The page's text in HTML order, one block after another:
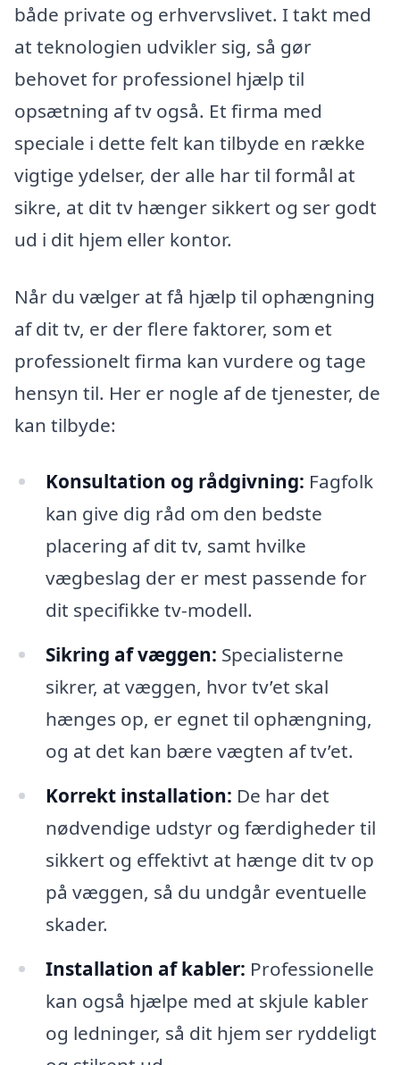
både private og erhvervslivet. I takt med
at teknologien udvikler sig, så gør
behovet for professionel hjælp til
opsætning af tv også. Et firma med
speciale i dette felt kan tilbyde en række
vigtige ydelser, der alle har til formål at
sikre, at dit tv hænger sikkert og ser godt
ud i dit hjem eller kontor.
Når du vælger at få hjælp til ophængning
af dit tv, er der flere faktorer, som et
professionelt firma kan vurdere og tage
hensyn til. Her er nogle af de tjenester, de
kan tilbyde:
Konsultation og rådgivning: Fagfolk
kan give dig råd om den bedste
placering af dit tv, samt hvilke
vægbeslag der er mest passende for
dit specifikke tv-modell.
Sikring af væggen: Specialisterne
sikrer, at væggen, hvor tv’et skal
hænges op, er egnet til ophængning,
og at det kan bære vægten af tv’et.
Korrekt installation: De har det
nødvendige udstyr og færdigheder til
sikkert og effektivt at hænge dit tv op
på væggen, så du undgår eventuelle
skader.
Installation af kabler: Professionelle
kan også hjælpe med at skjule kabler
og ledninger, så dit hjem ser ryddeligt